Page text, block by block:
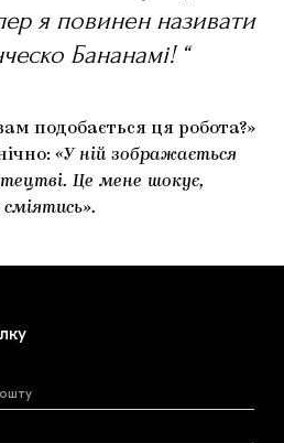
я повинен називати
Бананамі! “
подобається ця робота?»
«У ній зображається
Це мене шокує,